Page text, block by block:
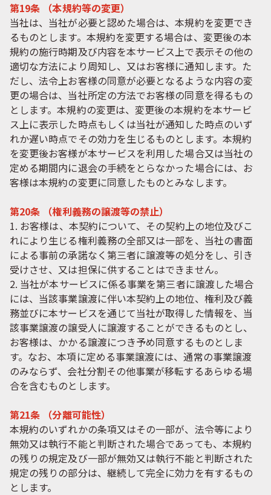
第19条 （本規約等の変更）
当社は、当社が必要と認めた場合は、本規約を変更でき
るものとします。本規約を変更する場合は、変更後の本
規約の施行時期及び内容を本サービス上で表示その他の
適切な方法により周知し、又はお客様に通知します。た
だし、法令上お客様の同意が必要となるような内容の変
更の場合は、当社所定の方法でお客様の同意を得るもの
とします。本規約の変更は、変更後の本規約を本サービ
ス上に表示した時点もしくは当社が通知した時点のいず
れか遅い時点でその効力を生じるものとします。本規約
を変更後お客様が本サービスを利用した場合又は当社の
定める期間内に退会の手続をとらなかった場合には、お
客様は本規約の変更に同意したものとみなします。
第20条 （権利義務の譲渡等の禁止）
1. お客様は、本契約について、その契約上の地位及びこ
れにより生じる権利義務の全部又は一部を、当社の書面
による事前の承諾なく第三者に譲渡等の処分をし、引き
受けさせ、又は担保に供することはできません。
2. 当社が本サービスに係る事業を第三者に譲渡した場合
には、当該事業譲渡に伴い本契約上の地位、権利及び義
務並びに本サービスを通じて当社が取得した情報を、当
該事業譲渡の譲受人に譲渡することができるものとし、
お客様は、かかる譲渡につき予め同意するものとしま
す。なお、本項に定める事業譲渡には、通常の事業譲渡
のみならず、会社分割その他事業が移転するあらゆる場
合を含むものとします。
第21条 （分離可能性）
本規約のいずれかの条項又はその一部が、法令等により
無効又は執行不能と判断された場合であっても、本規約
の残りの規定及び一部が無効又は執行不能と判断された
規定の残りの部分は、継続して完全に効力を有するもの
とします。